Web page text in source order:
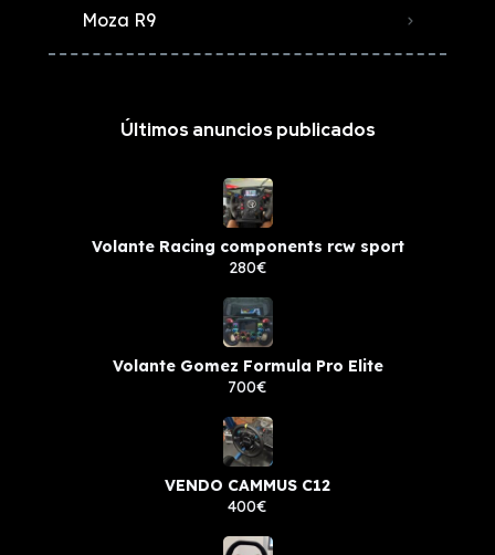
Moza R9
Últimos anuncios publicados
Volante Racing components rcw sport
280€
Volante Gomez Formula Pro Elite
700€
VENDO CAMMUS C12
400€